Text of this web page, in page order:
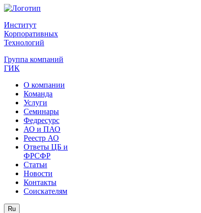
Институт
Корпоративных
Технологий
Группа компаний
ГИК
О компании
Команда
Услуги
Семинары
Федресурс
АО и ПАО
Реестр АО
Ответы ЦБ и
ФРСФР
Статьи
Новости
Контакты
Соискателям
Ru